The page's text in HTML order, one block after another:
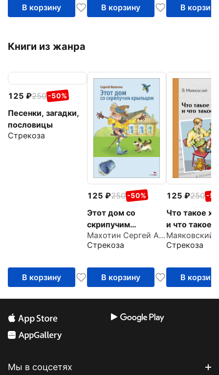
В корзину В корзину В корзину
Книги из жанра
125 250 -50%
Песенки, загадки,
пословицы
Стрекоза
В корзину
125 250 -50%
Этот дом со
скрипучим
крыльцом
Махотин Сергей Анатольевич
Стрекоза
В корзину
125 250 -
Что такое
и что такое
Стрекоза
В корзину
Мы в соцсетях